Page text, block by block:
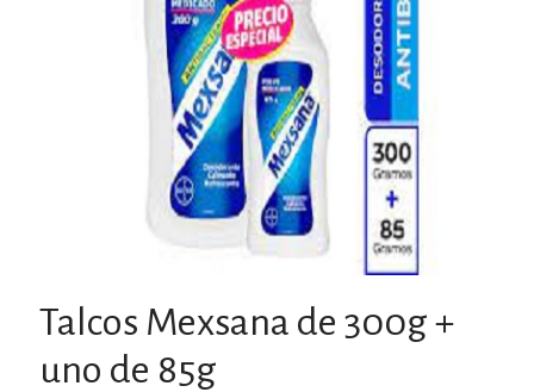
Talcos Mexsana de 300g +
uno de 85g